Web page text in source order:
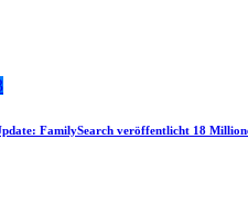
FamilySearch veröffentlicht 18